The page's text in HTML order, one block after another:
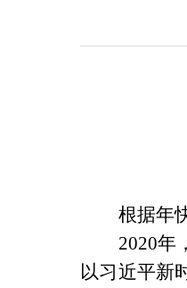
根据年
2020年
以习近平新